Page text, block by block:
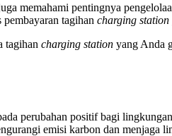
memahami pentingnya
tagihan charging station
tagihan charging station yang Anda
perubahan positif bagi
emisi karbon dan menjaga